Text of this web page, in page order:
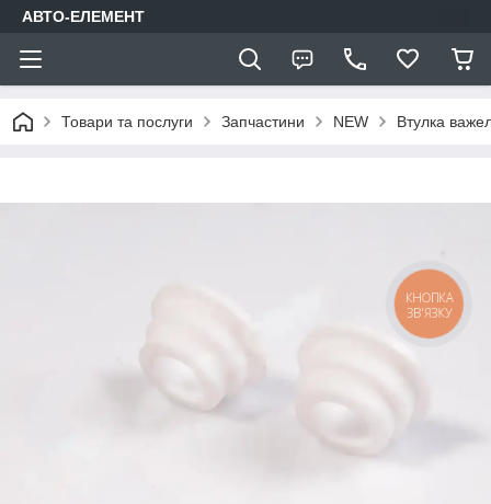
АВТО-ЕЛЕМЕНТ
Товари та послуги Запчастини NEW Втулка
КНОПКА
ЗВ'ЯЗКУ